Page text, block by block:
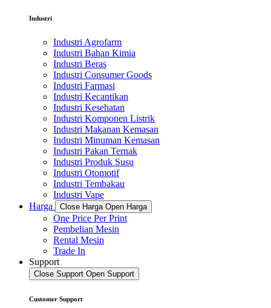
Industri
Industri Agrofarm
Industri Bahan Kimia
Industri Beras
Industri Consumer Goods
Industri Farmasi
Industri Kecantikan
Industri Kesehatan
Industri Komponen Listrik
Industri Makanan Kemasan
Industri Minuman Kemasan
Industri Pakan Ternak
Industri Produk Susu
Industri Otomotif
Industri Tembakau
Industri Vape
Harga
Close Harga Open Harga
One Price Per Print
Pembelian Mesin
Rental Mesin
Trade In
Support
Close Support Open Support
Customer Support